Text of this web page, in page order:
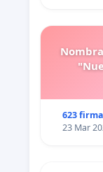
623
23 Mar